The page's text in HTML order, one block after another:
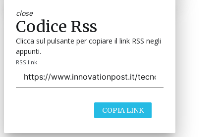
close
Codice Rss
Clicca sul pulsante per copiare il link RSS negli
appunti.
RSS link
COPIA LINK